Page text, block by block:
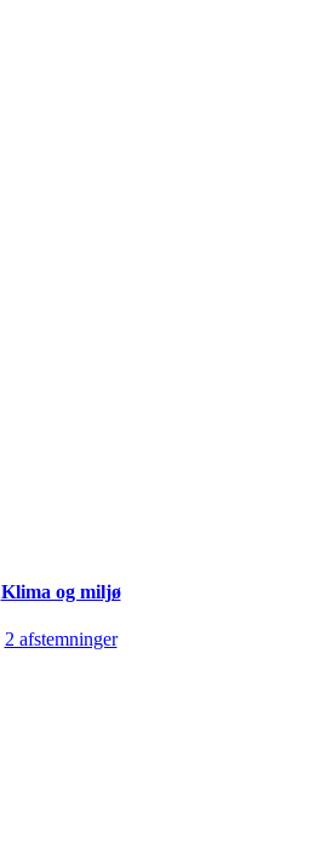
Klima og miljø
2 afstemninger